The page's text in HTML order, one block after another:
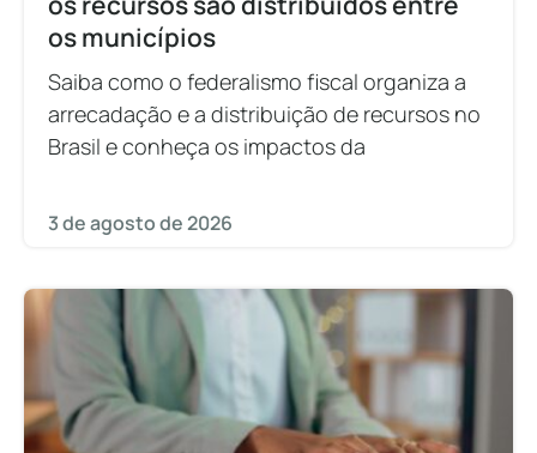
os municípios
Saiba como o federalismo fiscal organiza a
arrecadação e a distribuição de recursos no
Brasil e conheça os impactos da
3 de agosto de 2026